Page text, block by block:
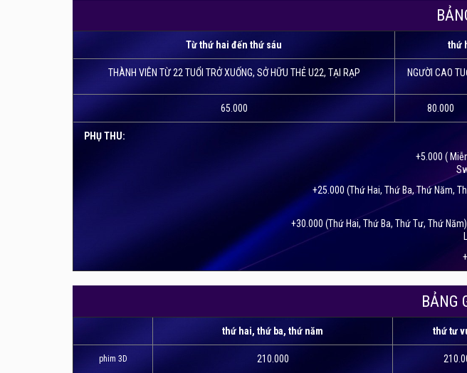
CGV Vincom Center Bà Triệu - hệ thống rạp CGV đầu tiên tại Hà Nội, với không
phẩm đa dạng, đáp ứng được đầy đủ nhu cầu của khán giả.
Từ thứ hai đến thứ sáu
thứ
THÀNH VIÊN TỪ 22 TUỔI TRỞ XUỐNG, SỞ HỮU THẺ U22, TẠI RẠP NGƯỜI CAO
65.000 80.000
PHỤ THU:
+5.000 (
+25.000 (Thứ Hai, Thứ Ba, Thứ Năm,
+30.000 (Thứ Hai, Thứ Ba, Thứ Tư, Thứ
BẢNG
thứ hai, thứ ba, thứ năm thứ tư
phim 3D 210.000